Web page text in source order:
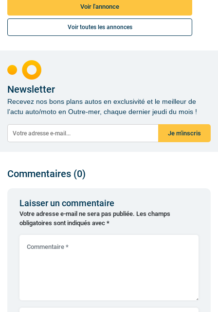
Voir l'annonce
Voir toutes les annonces
Newsletter
Recevez nos bons plans autos en exclusivité et le meilleur de
l’actu auto/moto en Outre-mer, chaque dernier jeudi du mois !
Je m'inscris
Commentaires (0)
Laisser un commentaire
Votre adresse e-mail ne sera pas publiée. Les champs
obligatoires sont indiqués avec *